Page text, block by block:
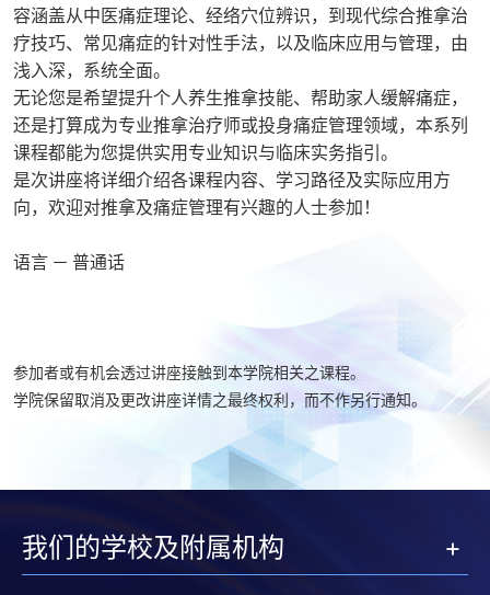
容涵盖从中医痛症理论、经络穴位辨识，到现代综合推拿治
疗技巧、常见痛症的针对性手法，以及临床应用与管理，由
浅入深，系统全面。
无论您是希望提升个人养生推拿技能、帮助家人缓解痛症，
还是打算成为专业推拿治疗师或投身痛症管理领域，本系列
课程都能为您提供实用专业知识与临床实务指引。
是次讲座将详细介绍各课程内容、学习路径及实际应用方
向，欢迎对推拿及痛症管理有兴趣的人士参加！
语言 － 普通话
参加者或有机会透过讲座接触到本学院相关之课程。
学院保留取消及更改讲座详情之最终权利，而不作另行通知。
我们的学校及附属机构